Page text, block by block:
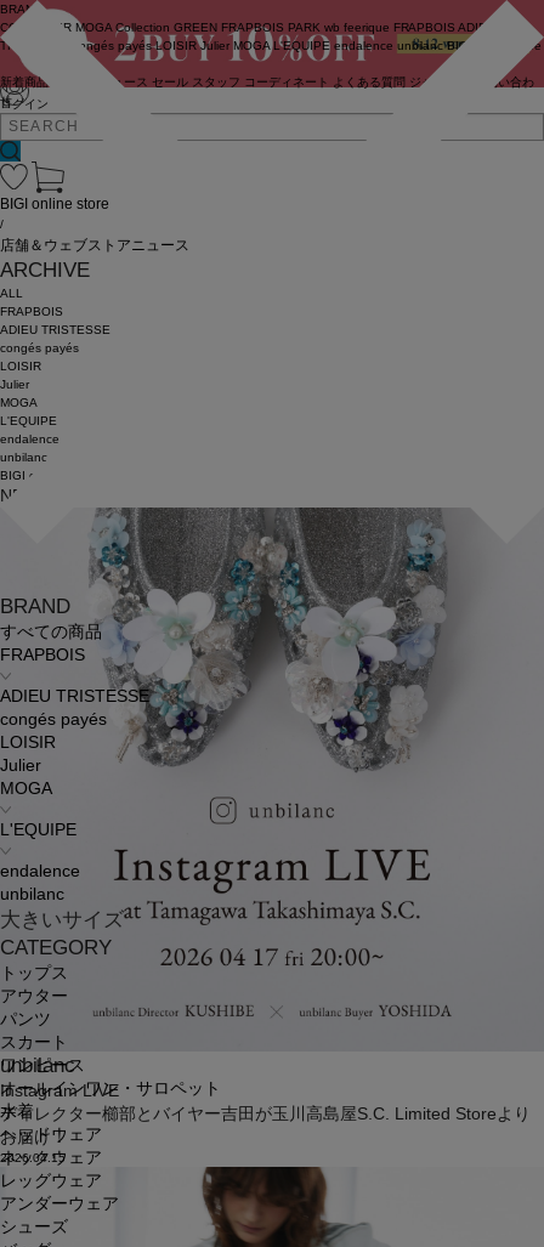
ログイン
BRAND
COUTURIER MOGA Collection GREEN FRAPBOIS PARK wb feerique FRAPBOIS ADIEU
TRISTESSE
congés payés LOISIR Julier MOGA L'EQUIPE endalence unbilanc BIGI online store
新着商品 ニュース セール スタッフ コーディネート よくある質問 ジャーナル
お問い合わ
せ
BRAND
すべての商品
FRAPBOIS
ADIEU TRISTESSE
congés payés
LOISIR
Julier
MOGA
L'EQUIPE
endalence
unbilanc
大きいサイズ
CATEGORY
トップス
アウター
パンツ
スカート
ワンピース
オールインワン・サロペット
水着
ヘッドウェア
ネックウェア
レッグウェア
アンダーウェア
シューズ
BIGI online store
/
店舗＆ウェブストアニュース
ARCHIVE
ALL
FRAPBOIS
ADIEU TRISTESSE
congés payés
LOISIR
Julier
MOGA
L'EQUIPE
endalence
unbilanc
BIGI online store
NEWS
unbilanc
Instagram LIVE
ディレクター櫛部とバイヤー吉田が玉川高島屋S.C. Limited Storeより
お届け！
2026.04.15